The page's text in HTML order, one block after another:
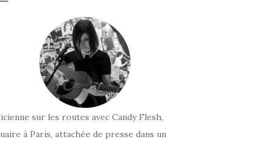
sur les routes avec Candy Flesh,
à Paris, attachée de presse dans un